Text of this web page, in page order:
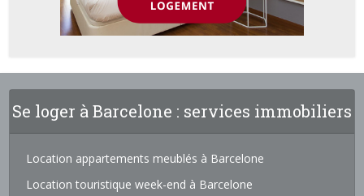
Se loger à Barcelone : services immobiliers
Location appartements meublés à Barcelone
Location touristique week-end à Barcelone